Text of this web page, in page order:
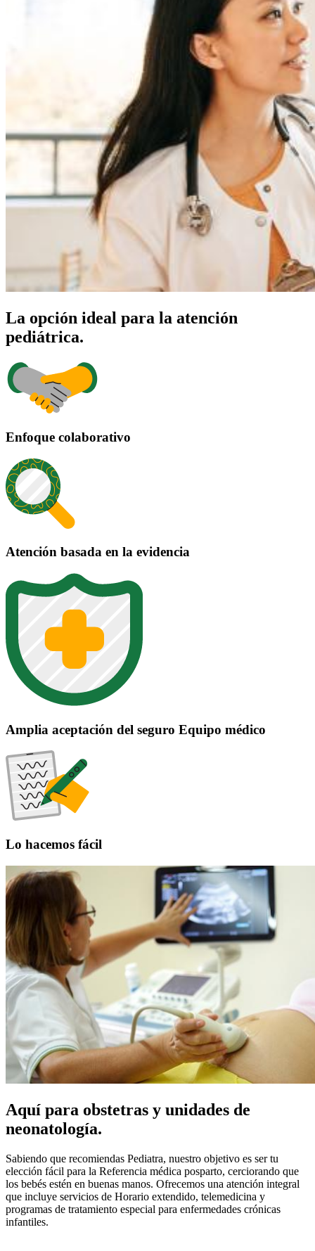
La opción ideal para la atención
pediátrica.
Enfoque colaborativo
Atención basada en la evidencia
Amplia aceptación del seguro Equipo médico
Lo hacemos fácil
Aquí para obstetras y unidades de
neonatología.
Sabiendo que recomiendas Pediatra, nuestro objetivo es ser tu
elección fácil para la Referencia médica posparto, cerciorando que
los bebés estén en buenas manos. Ofrecemos una atención integral
que incluye servicios de Horario extendido, telemedicina y
programas de tratamiento especial para enfermedades crónicas
infantiles.